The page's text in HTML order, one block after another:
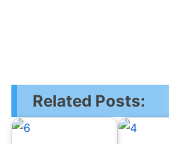
Related Posts: